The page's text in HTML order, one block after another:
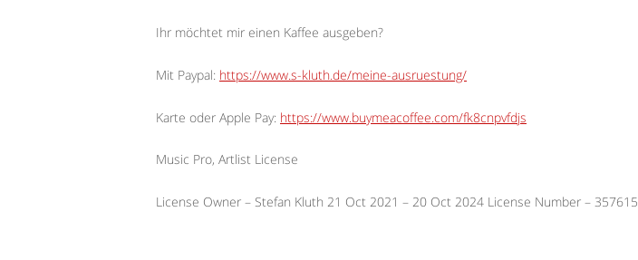
Ihr möchtet mir einen Kaffee ausgeben?
Mit Paypal: https://www.s-kluth.de/meine-ausruestung/
Karte oder Apple Pay: https://www.buymeacoffee.com/fk8cnpvfdjs
Music Pro, Artlist License
License Owner – Stefan Kluth 21 Oct 2021 – 20 Oct 2024 License Number – 357615